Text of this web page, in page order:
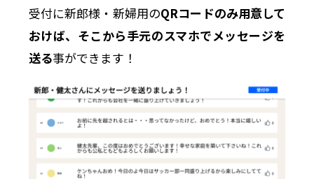
受付に新郎様・新婦用のQRコードのみ用意して
おけば、そこから手元のスマホでメッセージを
送る事ができます！